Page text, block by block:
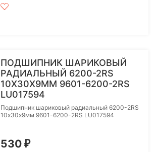
ПОДШИПНИК ШАРИКОВЫЙ
РАДИАЛЬНЫЙ 6200-2RS
10Х30Х9ММ 9601-6200-2RS
LU017594
Подшипник шариковый радиальный 6200-2RS
10х30х9мм 9601-6200-2RS LU017594
530 ₽